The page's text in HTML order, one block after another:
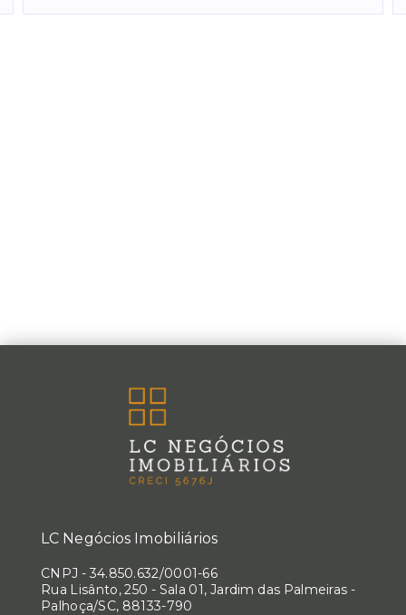
LC Negócios Imobiliários
CNPJ - 34.850.632/0001-66
Rua Lisânto, 250 - Sala 01, Jardim das Palmeiras -
Palhoça/SC, 88133-790